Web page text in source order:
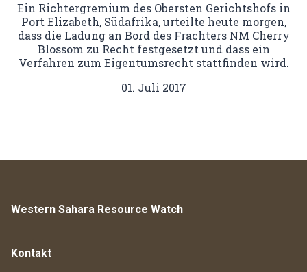
Ein Richtergremium des Obersten Gerichtshofs in
Port Elizabeth, Südafrika, urteilte heute morgen,
dass die Ladung an Bord des Frachters NM Cherry
Blossom zu Recht festgesetzt und dass ein
Verfahren zum Eigentumsrecht stattfinden wird.
01. Juli 2017
Western Sahara Resource Watch
Kontakt